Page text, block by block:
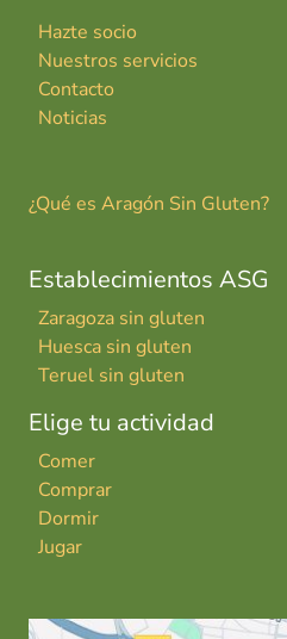
Hazte socio
Nuestros servicios
Contacto
Noticias
¿Qué es Aragón Sin Gluten?
Establecimientos ASG
Zaragoza sin gluten
Huesca sin gluten
Teruel sin gluten
Elige tu actividad
Comer
Comprar
Dormir
Jugar